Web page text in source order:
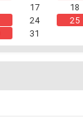
17 18
24 25
31